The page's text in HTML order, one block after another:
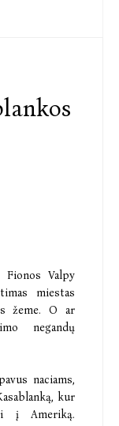
Fionos Valpy
miestas
žeme. O ar
negandų
naciams,
kur
į Ameriką.